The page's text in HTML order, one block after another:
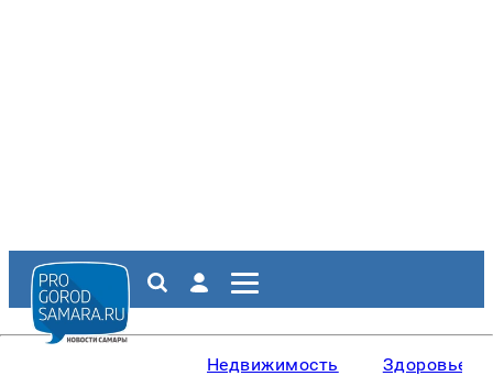
Недвижимость Здоровье